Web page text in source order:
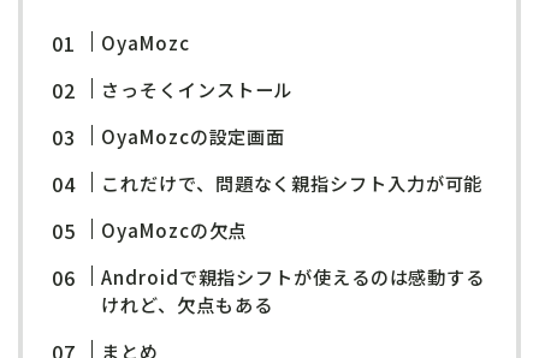
OyaMozc
さっそくインストール
OyaMozcの設定画面
これだけで、問題なく親指シフト入力が可能
OyaMozcの欠点
Androidで親指シフトが使えるのは感動する
けれど、欠点もある
まとめ